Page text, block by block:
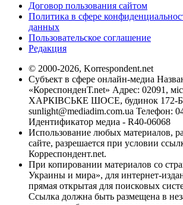
Договор пользования сайтом
Политика в сфере
данных
Пользовательское соглашение
Редакция
© 2000-2026, Korrespondent.net
Субъект в сфере онлайн-медиа
«КореспонденТ.net» Адрес: 02091,
ХАРКІВСЬКЕ ШОСЕ, будинок 172-Б,
sunlight@mediadim.com.ua Телефон:
Идентификатор медиа - R40-06068
Использование любых материалов,
сайте, разрешается при условии
Корреспондент.net.
При копировании материалов со
Украины и мира», для интернет-
прямая открытая для поисковых
Ссылка должна быть размещена в